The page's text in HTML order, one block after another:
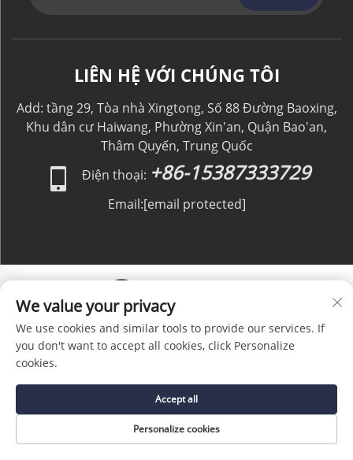
LIÊN HỆ VỚI CHÚNG TÔI
Add: tầng 29, Tòa nhà Xingtong, Số 88 Đường Baoxing,
Khu dân cư Haiwang, Phường Xin'an, Quận Bao'an,
Thâm Quyến, Trung Quốc
Điện thoại: +86-15387333729
Email:[email protected]
Bản quyền © C&C GLOBAL Logistics Co., Limited. Bảo
lưu mọi quyền. -
TRANG CHỦ DỊCH VỤ EMAIL ĐIỆN THOẠI
We value your privacy
We use cookies and similar tools to provide our services. If
you don't want to accept all cookies, click Personalize
cookies.
Personalize cookies
Accept all